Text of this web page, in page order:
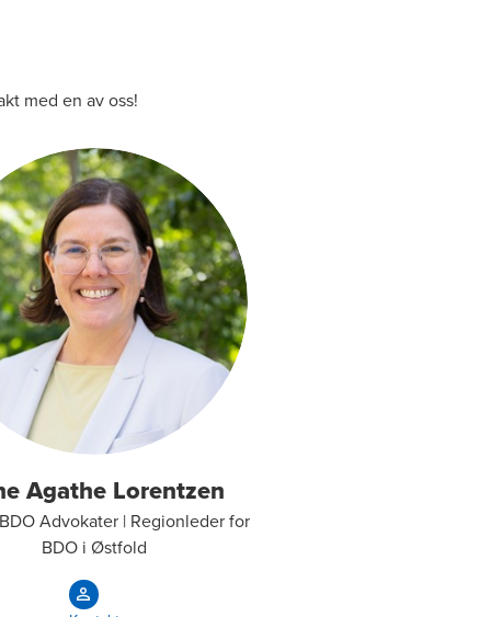
med en av oss!
Agathe Lorentzen
Advokater | Regionleder for
BDO i Østfold